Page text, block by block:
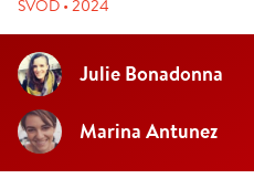
SVOD • 2024
Julie Bonadonna
Marina Antunez